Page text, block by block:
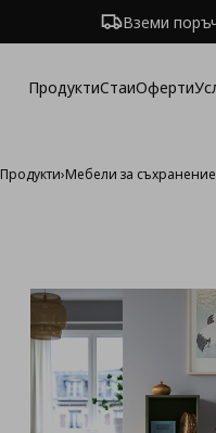
Вземи
ПродуктиСтаиОферти
Продукти›Мебели за съхранение